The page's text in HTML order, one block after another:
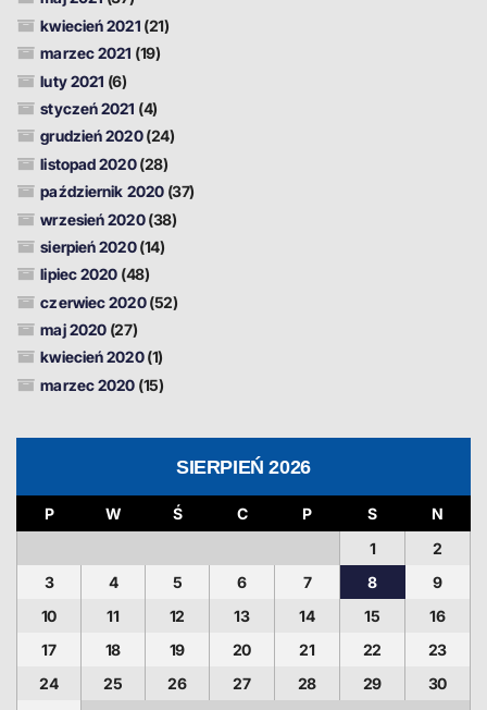
kwiecień 2021 (21)
marzec 2021 (19)
luty 2021 (6)
styczeń 2021 (4)
grudzień 2020(24)
listopad 2020(28)
październik 2020(37)
wrzesień 2020(38)
sierpień 2020(14)
lipiec 2020 (48)
czerwiec 2020(52)
maj 2020 (27)
kwiecień 2020(1)
marzec 2020 (15)
SIERPIEŃ 2026
P W Ś C P S
N
1
2
3
4 5 6 7 8
9
10
11 12 13 14 15
16
17
18 19 20 21 22
23
24
25 26 27 28 29
30